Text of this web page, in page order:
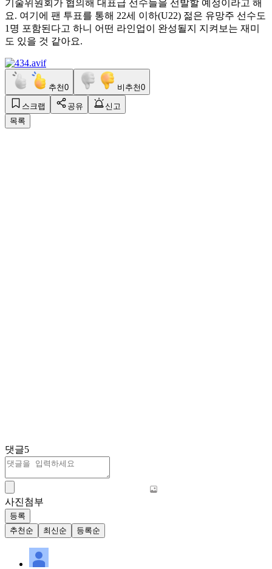
기술위원회가 협의해 대표급 선수들을 선발할 예정이라고 해
요. 여기에 팬 투표를 통해 22세 이하(U22) 젊은 유망주 선수도
1명 포함된다고 하니 어떤 라인업이 완성될지 지켜보는 재미
도 있을 것 같아요.
추천0 비추천0
스크랩 공유
신고
목록
댓글5
사진첨부
등록
추천순
최신순 등록순